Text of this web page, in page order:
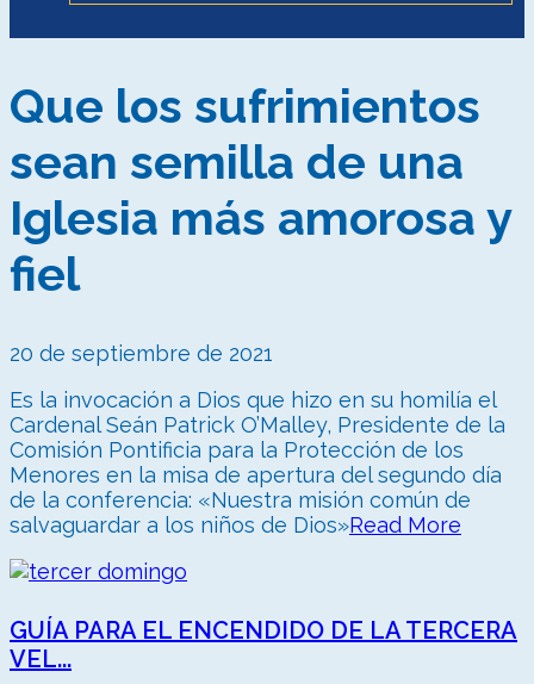
Que los sufrimientos
sean semilla de una
Iglesia más amorosa y
fiel
20 de septiembre de 2021
Es la invocación a Dios que hizo en su homilía el
Cardenal Seán Patrick O’Malley, Presidente de la
Comisión Pontificia para la Protección de los
Menores en la misa de apertura del segundo día
de la conferencia: «Nuestra misión común de
salvaguardar a los niños de Dios»Read More
GUÍA PARA EL ENCENDIDO DE LA TERCERA
VEL...